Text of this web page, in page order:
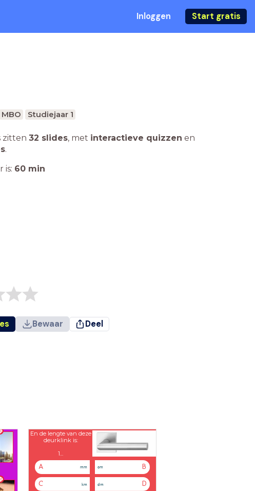
Inloggen Start gratis
MBO Studiejaar 1
zitten 32 slides, met interactieve quizzen en
.
is: 60 min
Bewaar Deel
En de lengte van deze
deurklink is:
1...
A mm B
cm
C km D
dm